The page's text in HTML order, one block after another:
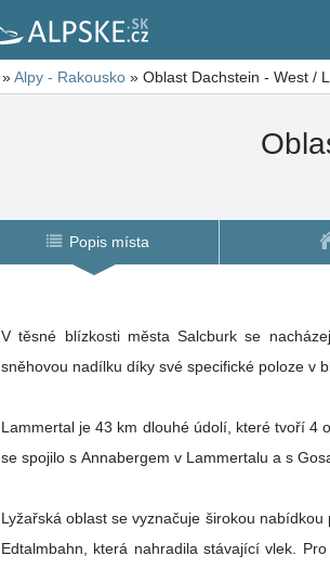
»Alpy - Rakousko » Oblast Dachstein - West /
Popis místa
V těsné blízkosti města Salcburk se
sněhovou nadílku díky své specifické poloze v
Lammertal je 43 km dlouhé údolí, které tvoří 4
se spojilo s Annabergem v Lammertalu a s
Lyžařská oblast se vyznačuje širokou
Edtalmbahn, která nahradila stávající vlek.